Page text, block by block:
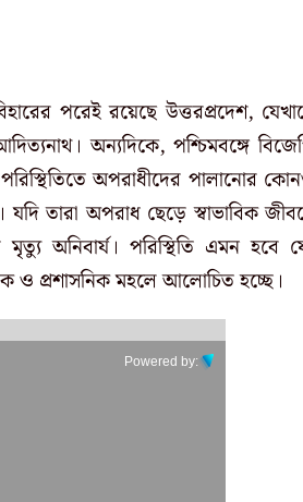
পরেই রয়েছে উত্তরপ্রদেশ,
অন্যদিকে, পশ্চিমবঙ্গে
অপরাধীদের পালানোর
তারা অপরাধ ছেড়ে স্বাভাবিক
অনিবার্য। পরিস্থিতি এমন হবে
ও প্রশাসনিক মহলে আলোচিত হচ্ছে।
Powered by: